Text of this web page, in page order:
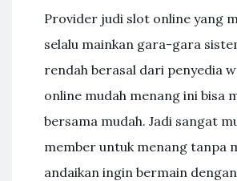
Provider judi slot online yang
selalu mainkan gara-gara
rendah berasal dari penyedia
online mudah menang ini bisa
bersama mudah. Jadi sangat
member untuk menang tanpa
andaikan ingin bermain